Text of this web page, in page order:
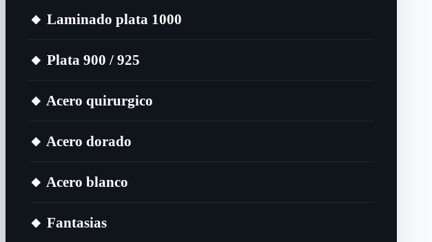
🔸​ Laminado plata 1000
🔸​ Plata 900 / 925
🔸​ Acero quirurgico
🔸​ Acero dorado
🔸​ Acero blanco
🔸​ Fantasias